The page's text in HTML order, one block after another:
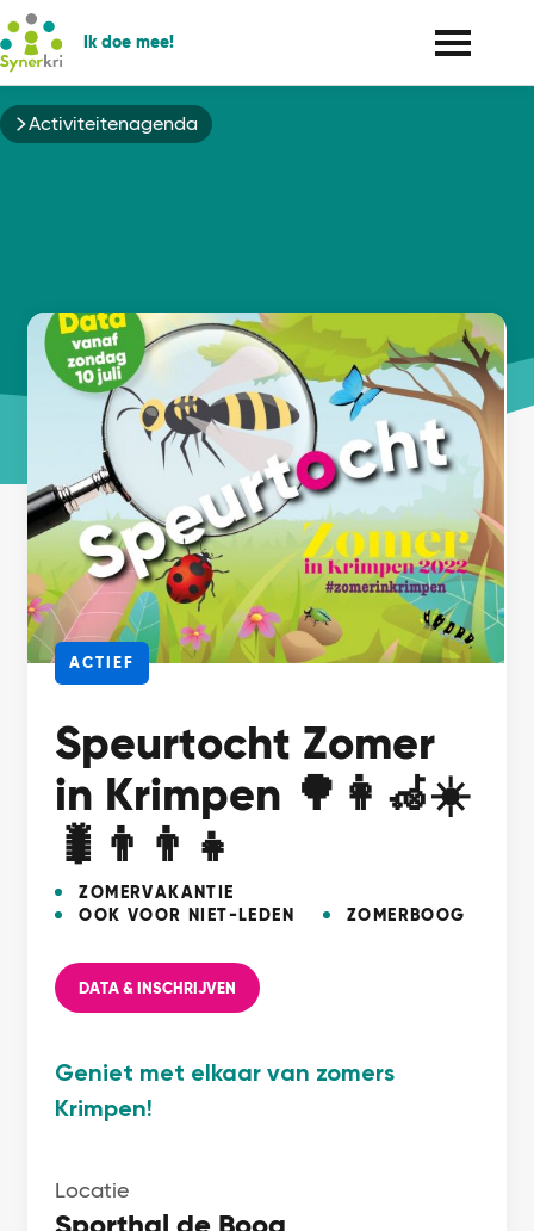
Ik doe mee!
Kruimelpad
Activiteitenagenda
ACTIEF
Speurtocht Zomer
in Krimpen 🌳👩‍🦽☀️
🐛👨‍👨‍👧
ZOMERVAKANTIE
OOK VOOR NIET-LEDEN
ZOMERBOOG
DATA & INSCHRIJVEN
Geniet met elkaar van zomers
Krimpen!
Locatie